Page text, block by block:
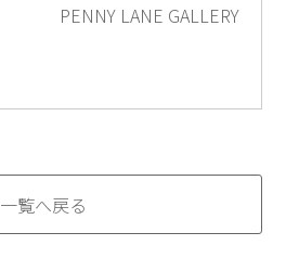
PENNY LANE GALLERY
一覧へ戻る